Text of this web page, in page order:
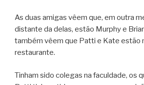
As duas amigas vêem que, em outra
distante da delas, estão Murphy e
também vêem que Patti e Kate estão
restaurante.
Tinham sido colegas na faculdade, os